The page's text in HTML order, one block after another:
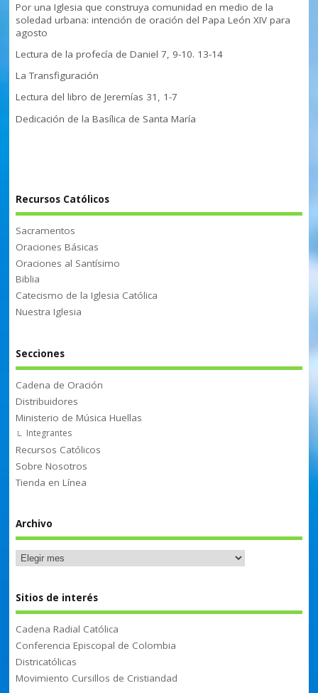
Por una Iglesia que construya comunidad en medio de la
soledad urbana: intención de oración del Papa León XIV para
agosto
Lectura de la profecía de Daniel 7, 9-10. 13-14
La Transfiguración
Lectura del libro de Jeremías 31, 1-7
Dedicación de la Basílica de Santa María
Recursos Católicos
Sacramentos
Oraciones Básicas
Oraciones al Santísimo
Biblia
Catecismo de la Iglesia Católica
Nuestra Iglesia
Secciones
Cadena de Oración
Distribuidores
Ministerio de Música Huellas
Integrantes
Recursos Católicos
Sobre Nosotros
Tienda en Línea
Archivo
Sitios de interés
Cadena Radial Católica
Conferencia Episcopal de Colombia
Districatólicas
Movimiento Cursillos de Cristiandad